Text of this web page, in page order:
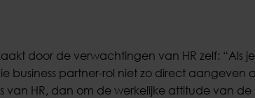
door de verwachtingen van HR zelf: “Als
business partner-rol niet zo direct aangeven
van HR, dan om de werkelijke attitude van de